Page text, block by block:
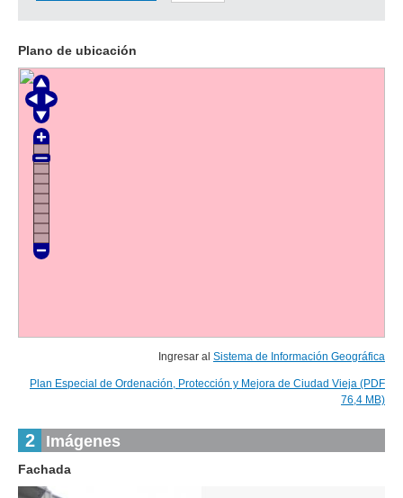
Plano de ubicación
Ingresar al Sistema de Información Geográfica
Plan Especial de Ordenación, Protección y Mejora de Ciudad Vieja (PDF
76,4 MB)
2 Imágenes
Fachada